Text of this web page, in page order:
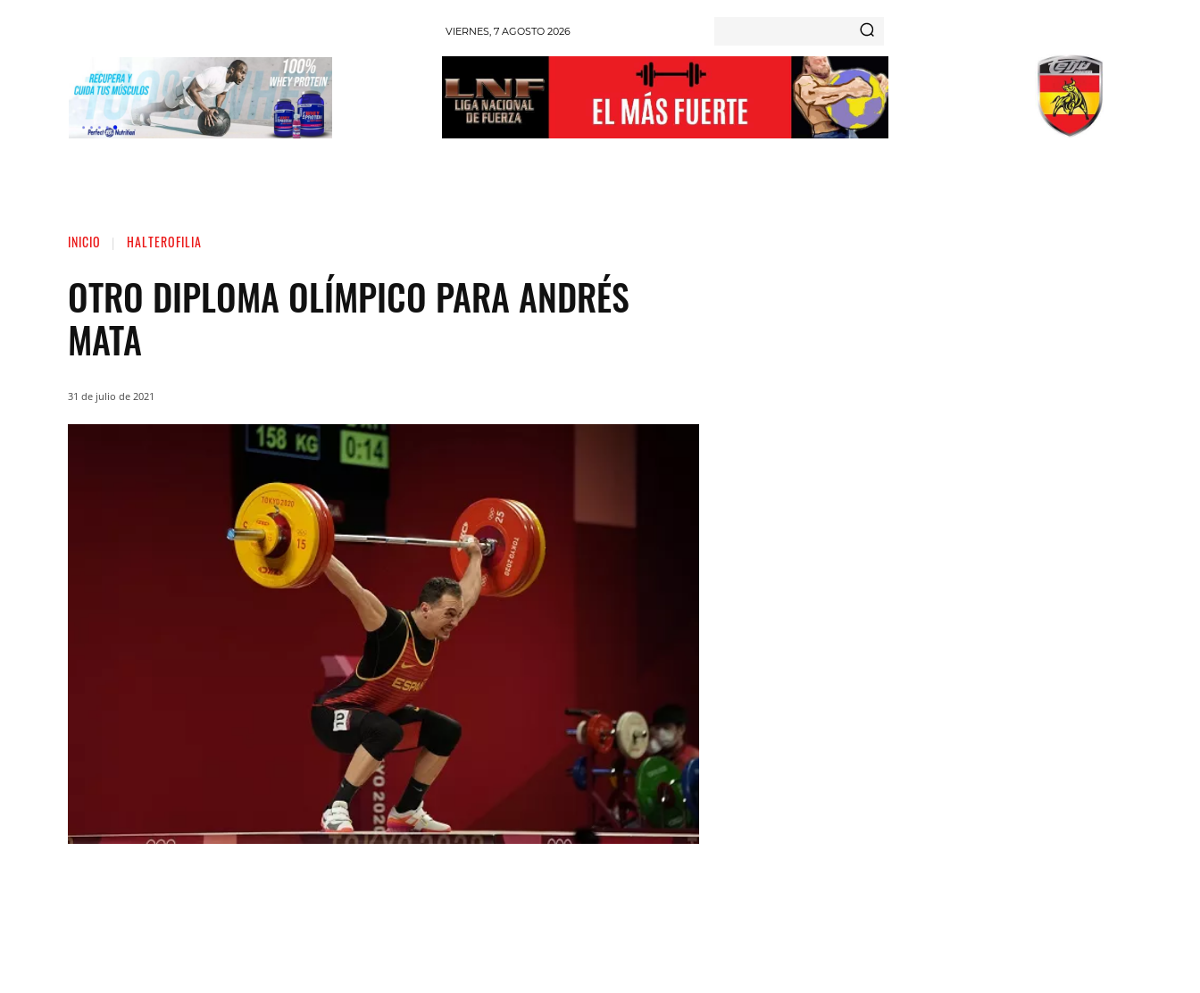
VIERNES, 7 AGOSTO 2026
INICIO HALTEROFILIA
OTRO DIPLOMA OLÍMPICO PARA ANDRÉS
MATA
31 de julio de 2021